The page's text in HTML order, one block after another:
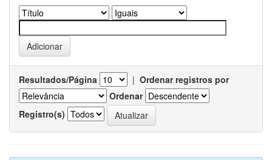
Resultados/Página | Ordenar registros por
Ordenar
Registro(s)